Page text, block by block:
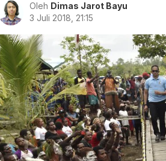
Oleh Dimas Jarot Bayu
3 Juli 2018, 21:15